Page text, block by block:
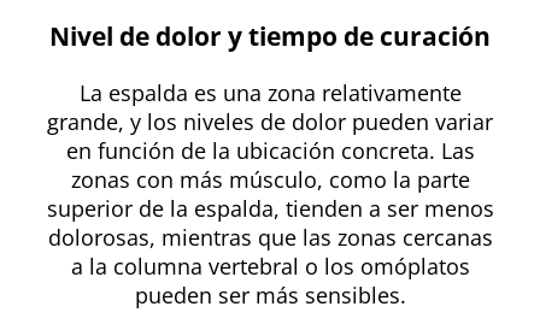
Nivel de dolor y tiempo de curación
La espalda es una zona relativamente
grande, y los niveles de dolor pueden variar
en función de la ubicación concreta. Las
zonas con más músculo, como la parte
superior de la espalda, tienden a ser menos
dolorosas, mientras que las zonas cercanas
a la columna vertebral o los omóplatos
pueden ser más sensibles.